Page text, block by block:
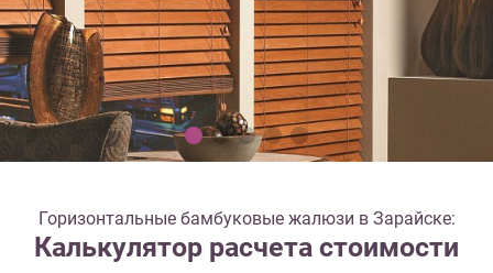
Горизонтальные бамбуковые жалюзи в Зарайске:
Калькулятор расчета стоимости